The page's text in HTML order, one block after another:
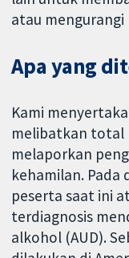
atau
Apa yang
Kami
melibatkan total
melaporkan
kehamilan. Pada
peserta saat ini
terdiagnosis
alkohol (AUD).